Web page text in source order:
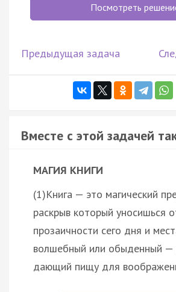
Посмотреть
Предыдущая задача
Вместе с этой задачей
МАГИЯ КНИГИ
(1)Книга — это магический
раскрыв который уносишься
прозаичности сего дня и
волшебный или обыденный —
дающий пищу для